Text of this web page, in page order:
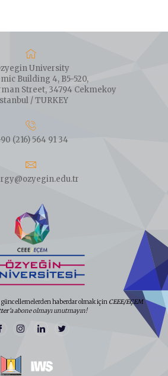
University
Building 4, B5-520,
Street, 34794 Cekmekoy
/ TURKEY
(216) 564 91 34
güncellemelerden haberdar olmak için CEEE/EÇEM
'a abone olmayı unutmayın!